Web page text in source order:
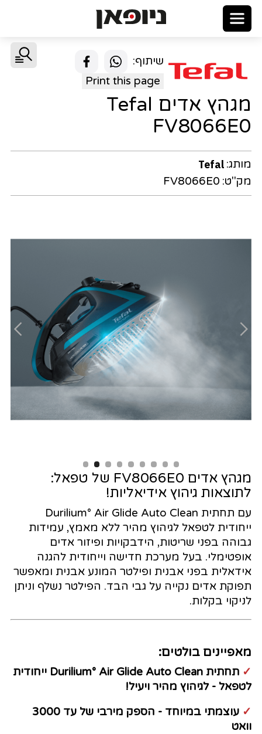
שיתוף:
Print this page
מגהץ אדים Tefal
FV8066E0
מותג: Tefal
מק"ט: FV8066E0
מגהץ אדים FV8066E0 של טפאל:
לתוצאות גיהוץ אידיאליות!
עם תחתית Durilium° Air Glide Auto Clean
ייחודית לטפאל לגיהוץ מהיר ללא מאמץ, עמידות
גבוהה בפני שריטות, הידבקויות ופיזור אדים
אופטימלי. בעל מערכת חדישה וייחודית להגנה
אידאלית בפני אבנית ופילטר המונע אבנית ומאפשר
תפוקת אדים נקייה על גבי הבד. הפילטר נשלף וניתן
לניקוי בקלות.
מאפיינים בולטים:
✓
תחתית Durilium° Air Glide Auto Clean ייחודית
לטפאל - לגיהוץ מהיר ויעיל!
✓
עוצמתי במיוחד - הספק מירבי של עד 3000
וואט